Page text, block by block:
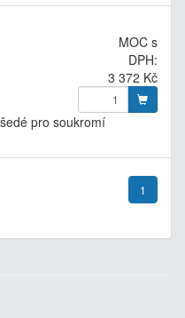
MOC s
DPH:
3 372 Kč
pro soukromí
1